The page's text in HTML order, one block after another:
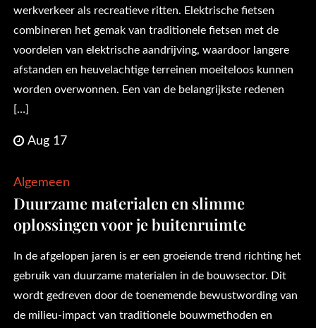
werkverkeer als recreatieve ritten. Elektrische fietsen
combineren het gemak van traditionele fietsen met de
voordelen van elektrische aandrijving, waardoor langere
afstanden en heuvelachtige terreinen moeiteloos kunnen
worden overwonnen. Een van de belangrijkste redenen
[…]
Aug 17
Algemeen
Duurzame materialen en slimme
oplossingen voor je buitenruimte
In de afgelopen jaren is er een groeiende trend richting het
gebruik van duurzame materialen in de bouwsector. Dit
wordt gedreven door de toenemende bewustwording van
de milieu-impact van traditionele bouwmethoden en